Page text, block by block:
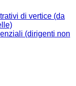
di vertice (da
(dirigenti non